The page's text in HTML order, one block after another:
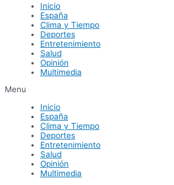
Inicio
España
Clima y Tiempo
Deportes
Entretenimiento
Salud
Opinión
Multimedia
Menu
Inicio
España
Clima y Tiempo
Deportes
Entretenimiento
Salud
Opinión
Multimedia